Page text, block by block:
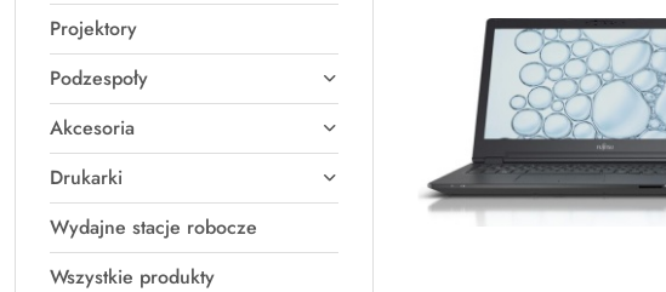
Projektory
Podzespoły
Akcesoria
Drukarki
Wydajne stacje robocze
Wszystkie produkty